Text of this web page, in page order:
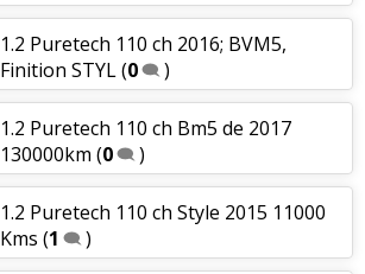
1.2 Puretech 110 ch 2016; BVM5,
Finition STYL(0 )
1.2 Puretech 110 ch Bm5 de 2017
130000km (0 )
1.2 Puretech 110 ch Style 2015 11000
Kms (1 )